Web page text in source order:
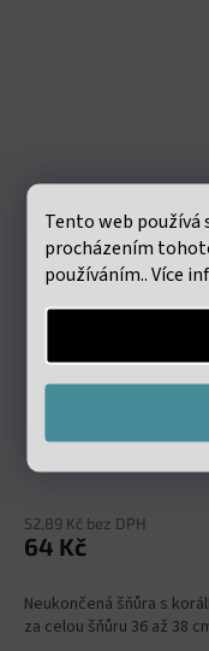
Tento web používá
procházením
používáním.. Více
Teraherz
52,89 Kč bez DPH
64 Kč
Neukončená šňůra s
za celou šňůru 36 až 38